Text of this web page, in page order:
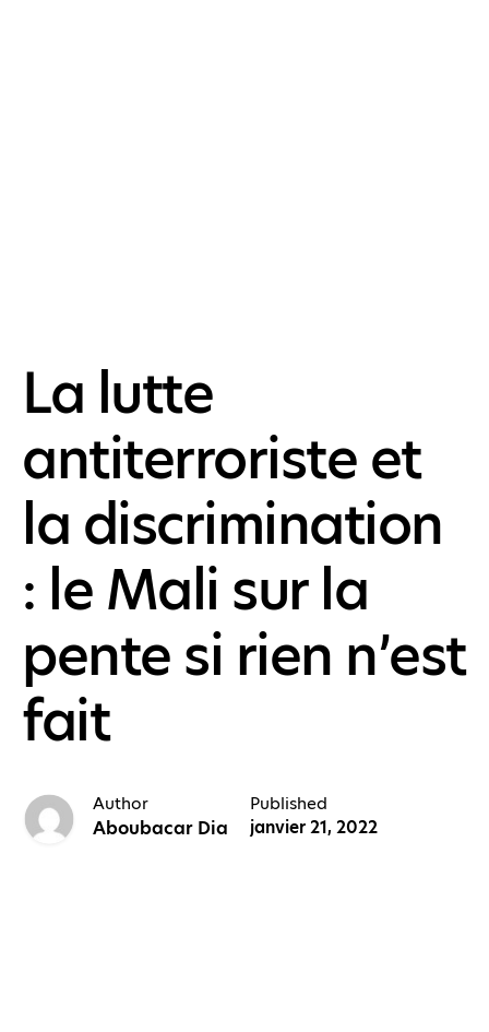
La lutte
antiterroriste et
la discrimination
: le Mali sur la
pente si rien n’est
fait
Author
Aboubacar Dia
Published
janvier 21, 2022